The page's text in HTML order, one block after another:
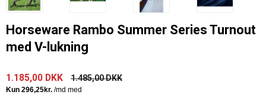
Horseware Rambo Summer Series Turnout
med V-lukning
1.185,00 DKK 1.485,00 DKK